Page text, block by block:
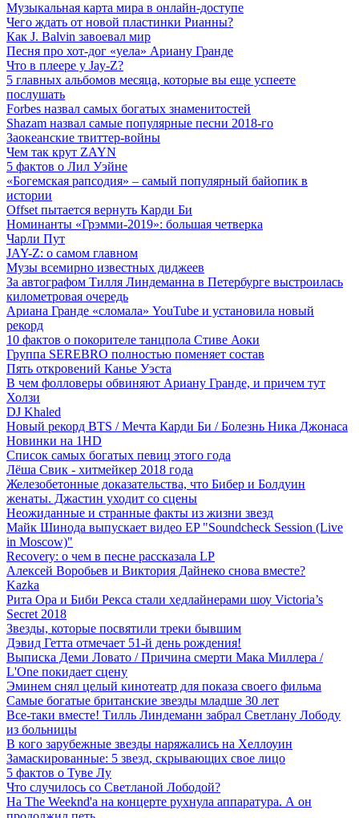
Музыкальная карта мира в онлайн-доступе
Чего ждать от новой пластинки Рианны?
Как J. Balvin завоевал мир
Песня про хот-дог «уела» Ариану Гранде
Что в плеере у Jay-Z?
5 главных альбомов месяца, которые вы еще успеете
послушать
Forbes назвал самых богатых знаменитостей
Shazam назвал самые популярные песни 2018-го
Заокеанские твиттер-войны
Чем так крут ZAYN
5 фактов о Лил Уэйне
«Богемская рапсодия» – самый популярный байопик в
истории
Offset пытается вернуть Карди Би
Номинанты «Грэмми-2019»: большая четверка
Чарли Пут
JAY-Z: о самом главном
Музы всемирно известных диджеев
За автографом Тилля Линдеманна в Петербурге выстроилась
километровая очередь
Ариана Гранде «сломала» YouTube и установила новый
рекорд
10 фактов о покорителе танцпола Стиве Аоки
Группа SEREBRO полностью поменяет состав
Пять откровений Канье Уэста
В чем фолловеры обвиняют Ариану Гранде, и причем тут
Холзи
DJ Khaled
Новый рекорд BTS / Мечта Карди Би / Болезнь Ника Джонаса
Новинки на 1HD
Список самых богатых певиц этого года
Лёша Свик - хитмейкер 2018 года
Железобетонные доказательства, что Бибер и Болдуин
женаты. Джастин уходит со сцены
Неожиданные и странные факты из жизни звезд
Майк Шинода выпускает видео EP "Soundcheck Session (Live
in Moscow)"
Recovery: о чем в песне рассказала LP
Алексей Воробьев и Виктория Дайнеко снова вместе?
Kazka
Рита Ора и Биби Рекса стали хедлайнерами шоу Victoria’s
Secret 2018
Звезды, которые посвятили треки бывшим
Дэвид Гетта отмечает 51-й день рождения!
Выписка Деми Ловато / Причина смерти Мака Миллера /
L'One покидает сцену
Эминем снял целый кинотеатр для показа своего фильма
Самые богатые британские звезды младше 30 лет
Все-таки вместе! Тилль Линдеманн забрал Светлану Лободу
из больницы
В кого зарубежные звезды наряжались на Хеллоуин
Замаскированные: 5 звезд, скрывающих свое лицо
5 фактов о Туве Лу
Что случилось со Светланой Лободой?
На The Weeknd'а на концерте рухнула аппаратура. А он